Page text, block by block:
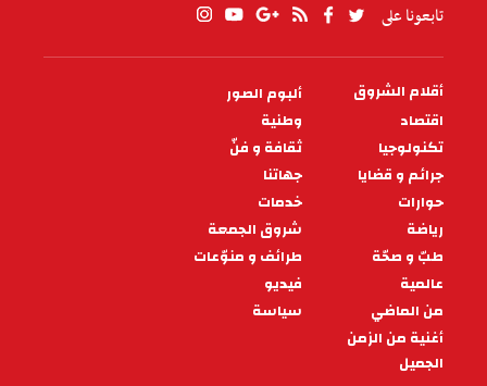
تابعونا على
PIED
DE
PAGE
أقلام الشروق
ألبوم الصور
اقتصاد
وطنية
تكنولوجيا
ثقافة و فنّ
جرائم و قضايا
جهاتنا
حوارات
خدمات
رياضة
شروق الجمعة
طبّ و صحّة
طرائف و منوّعات
عالمية
فيديو
من الماضي
سياسة
أغنية من الزمن
الجميل